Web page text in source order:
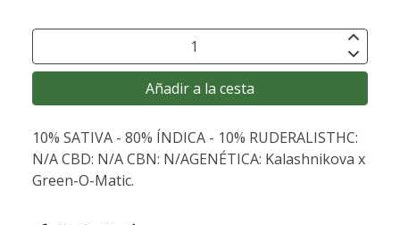
Añadir a la cesta
10% SATIVA - 80% ÍNDICA - 10% RUDERALISTHC:
N/A CBD: N/A CBN: N/AGENÉTICA: Kalashnikova x
Green-O-Matic.